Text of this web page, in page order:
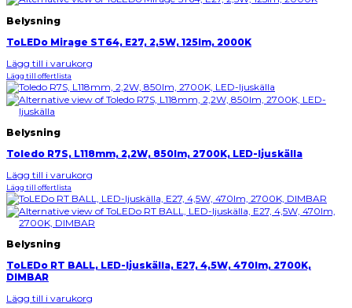
Belysning
ToLEDo Mirage ST64, E27, 2,5W, 125lm, 2000K
Lägg till i varukorg
Lägg till offertlista
Belysning
Toledo R7S, L118mm, 2,2W, 850lm, 2700K, LED-ljuskälla
Lägg till i varukorg
Lägg till offertlista
Belysning
ToLEDo RT BALL, LED-ljuskälla, E27, 4,5W, 470lm, 2700K,
DIMBAR
Lägg till i varukorg